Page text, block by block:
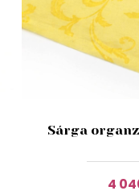
Sárga
4